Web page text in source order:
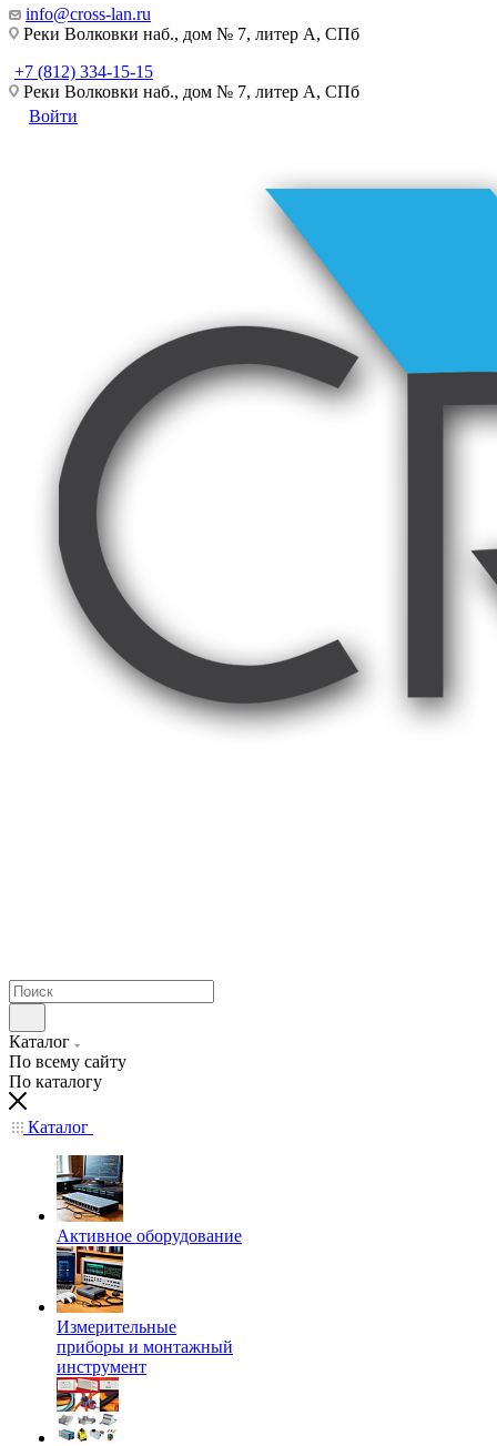
info@cross-lan.ru
Реки Волковки наб., дом № 7, литер А, СПб
+7 (812) 334-15-15
Реки Волковки наб., дом № 7, литер А, СПб
Войти
Каталог
По всему сайту
По каталогу
Каталог
Активное оборудование
Измерительные
приборы и монтажный
инструмент